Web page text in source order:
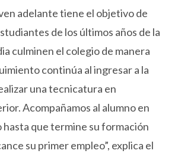
adelante tiene el objetivo de
de los últimos años de la
culminen el colegio de manera
continúa al ingresar a la
una tecnicatura en
Acompañamos al alumno en
que termine su formación
su primer empleo”, explica el